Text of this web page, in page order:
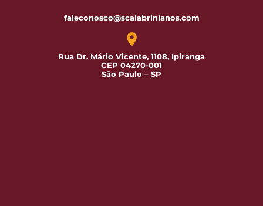
faleconosco@scalabrinianos.com
Rua Dr. Mário Vicente, 1108, Ipiranga
CEP 04270-001
São Paulo – SP